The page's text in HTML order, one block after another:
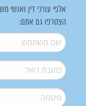
אלפי עורכי דין ואנשי
הצטרפו גם אתם:
שם משתמש*
דואל*
סיסמה*